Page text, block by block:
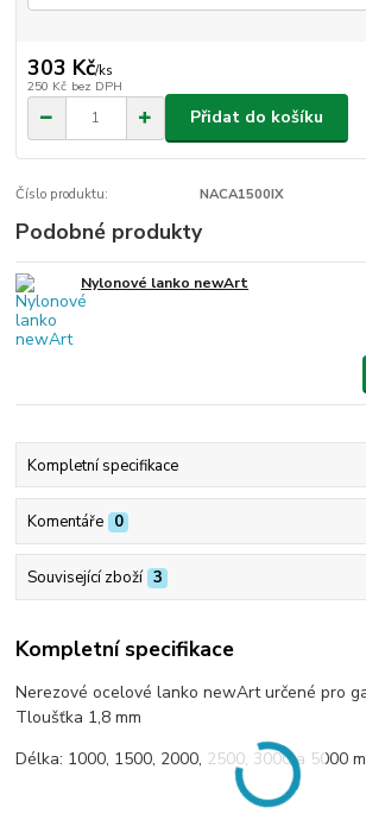
303 Kč/ks
250 Kč bez DPH
Přidat do košíku
Číslo produktu: NACA1500IX
Podobné produkty
Nylonové lanko newArt
Kompletní specifikace
Komentáře 0
Související zboží 3
Kompletní specifikace
Nerezové ocelové lanko newArt určené pro
Tloušťka 1,8 mm
Délka: 1000, 1500, 2000, 2500, 3000 a 5000